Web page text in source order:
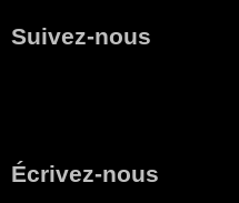
Écrivez-nous
Suivez-nous